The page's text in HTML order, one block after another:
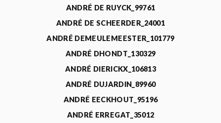
ANDRÉ DE RUYCK_99761
ANDRÉ DE SCHEERDER_24001
ANDRÉ DEMEULEMEESTER_101779
ANDRÉ DHONDT_130329
ANDRÉ DIERICKX_106813
ANDRÉ DUJARDIN_89960
ANDRÉ EECKHOUT_95196
ANDRÉ ERREGAT_35012